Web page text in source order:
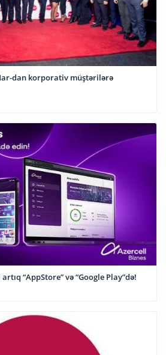
dan korporativ müştərilərə
“AppStore” və “Google Play”də!